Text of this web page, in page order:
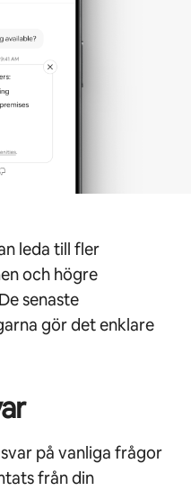
leda till fler
och högre
senaste
gör det enklare
på vanliga frågor
från din